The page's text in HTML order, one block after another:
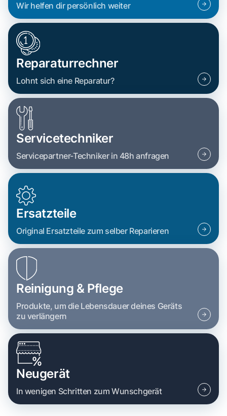
Wir helfen dir persönlich weiter
Reparaturrechner
Lohnt sich eine Reparatur?
Servicetechniker
Servicepartner-Techniker in 48h anfragen
Ersatzteile
Original Ersatzteile zum selber Reparieren
Reinigung & Pflege
Produkte, um die Lebensdauer deines Geräts
zu verlängern
Neugerät
In wenigen Schritten zum Wunschgerät